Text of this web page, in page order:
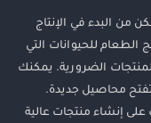
من البدء في الإنتاج
الطعام للحيوانات التي
الضرورية. يمكنك
محاصيل جديدة.
إنشاء منتجات عالية